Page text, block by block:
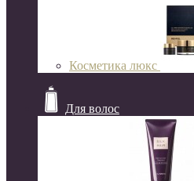
Косметика люкс
Для волос